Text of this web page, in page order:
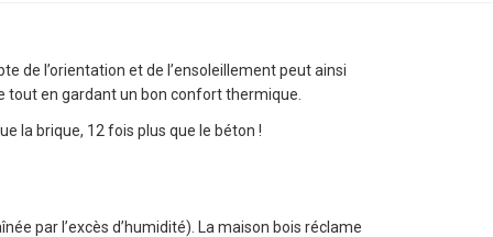
de l’orientation et de l’ensoleillement peut ainsi
tout en gardant un bon confort thermique.
la brique, 12 fois plus que le béton !
par l’excès d’humidité). La maison bois réclame